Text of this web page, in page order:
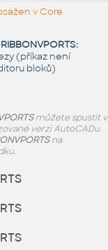
v Core
(příkaz není
bloků)
můžete spustit v
verzi AutoCADu
na